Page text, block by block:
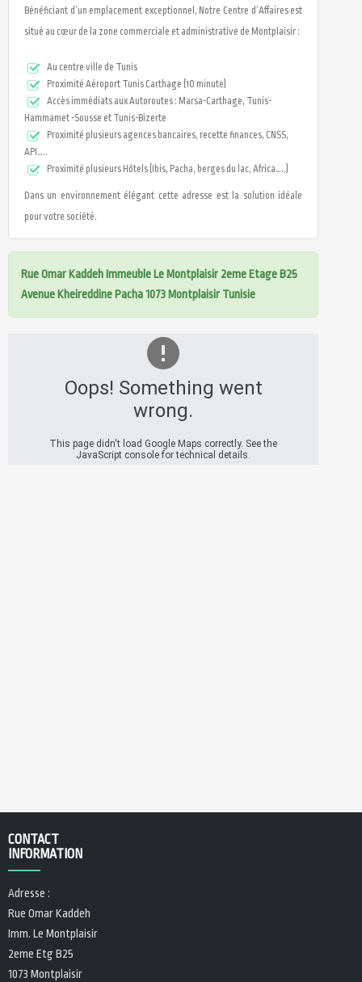
Bénéficiant d’un emplacement exceptionnel, Notre Centre d’Affaires est
situé au cœur de la zone commerciale et administrative de Montplaisir :
Au centre ville de Tunis
Proximité Aéroport Tunis Carthage (10 minute)
Accès immédiats aux Autoroutes : Marsa-Carthage, Tunis-
Hammamet -Sousse et Tunis-Bizerte
Proximité plusieurs agences bancaires, recette finances, CNSS,
API…..
Proximité plusieurs Hôtels (Ibis, Pacha, berges du lac, Africa…..)
Dans un environnement élégant cette adresse est la solution idéale
pour votre société.
Rue Omar Kaddeh Immeuble Le Montplaisir 2eme Etage B25
Avenue Kheireddine Pacha 1073 Montplaisir Tunisie
Oops! Something went
wrong.
This page didn't load Google Maps correctly. See the
JavaScript console for technical details.
CONTACT
INFORMATION
Adresse :
Rue Omar Kaddeh
Imm. Le Montplaisir
2eme Etg B25
1073 Montplaisir